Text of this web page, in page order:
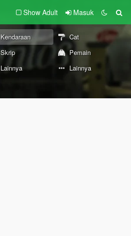
Show Adult Masuk
Kendaraan
Cat
Skrip
Pemain
Lainnya Lainnya